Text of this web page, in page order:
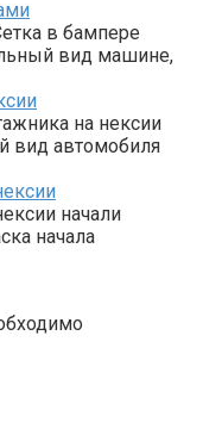
в бампере
вид машине,
на нексии
вид автомобиля
начали
начала